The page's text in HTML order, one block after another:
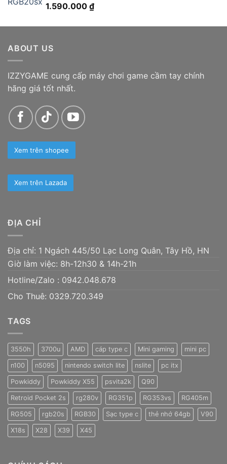
1.590.000 ₫
ABOUT US
IZZYGAME cung cấp máy chơi game cầm tay chính
hãng giá tốt nhất.
Xem trên shopee
Xem trên Lazada
ĐỊA CHỈ
Địa chỉ: 1 Ngách 445/50 Lạc Long Quân, Tây Hồ, HN
Giờ làm việc: 8h-12h30 & 14h-21h
Hotline/Zalo : 0942.048.678
Cho Thuê: 0329.720.349
TAGS
3550h 3700u AMD cáp type c Mini gaming mini pc
n100 n5095 nintendo switch lite nslite pc itx
Powkiddy Powkiddy X55 psvita2k Q90
Retroid Pocket 2s rg280v RG351p RG353vs RG405m
RG505 rgb20s RGB30 Sạc type c thẻ nhớ 64gb V90
X18s X28 X39 X45